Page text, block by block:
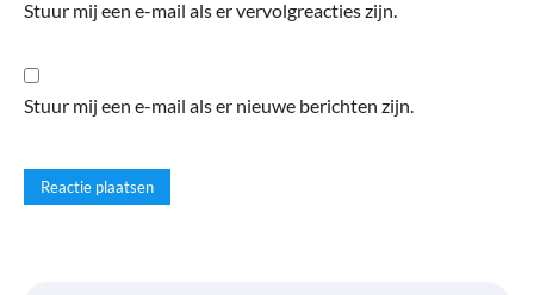
Stuur mij een e-mail als er vervolgreacties zijn.
Stuur mij een e-mail als er nieuwe berichten zijn.